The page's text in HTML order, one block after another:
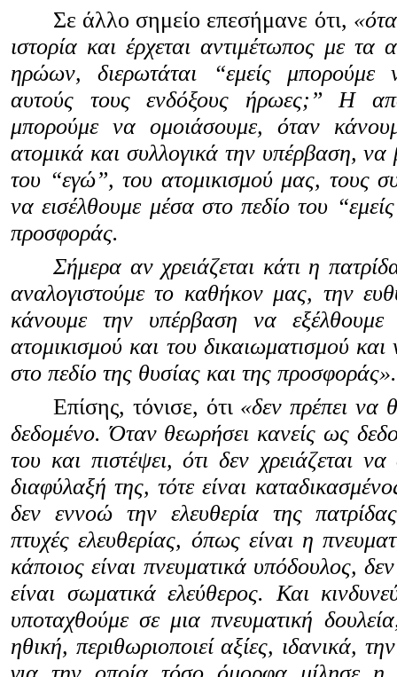
Σε άλλο σημείο επεσήμανε ότι,
ιστορία και έρχεται αντιμέτωπος με
ηρώων, διερωτάται “εμείς μπορούμε
αυτούς τους ενδόξους ήρωες;” Η
μπορούμε να ομοιάσουμε, όταν
ατομικά και συλλογικά την υπέρβαση,
του “εγώ”, του ατομικισμού μας, τους
να εισέλθουμε μέσα στο πεδίο του
προσφοράς.
Σήμερα αν χρειάζεται κάτι η
αναλογιστούμε το καθήκον μας, την
κάνουμε την υπέρβαση να
ατομικισμού και του δικαιωματισμού
στο πεδίο της θυσίας και της προσφοράς».
Επίσης, τόνισε, ότι «δεν πρέπει να
δεδομένο. Όταν θεωρήσει κανείς ως
του και πιστέψει, ότι δεν χρειάζεται
διαφύλαξή της, τότε είναι
δεν εννοώ την ελευθερία της
πτυχές ελευθερίας, όπως είναι η
κάποιος είναι πνευματικά υπόδουλος,
είναι σωματικά ελεύθερος. Και
υποταχθούμε σε μια πνευματική
ηθική, περιθωριοποιεί αξίες, ιδανικά,